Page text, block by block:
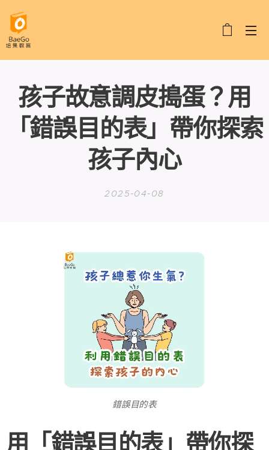
孩子故意調皮搗蛋？用
「錯誤目的表」帶你探索
孩子內心
2025-04-08
錯誤目的表